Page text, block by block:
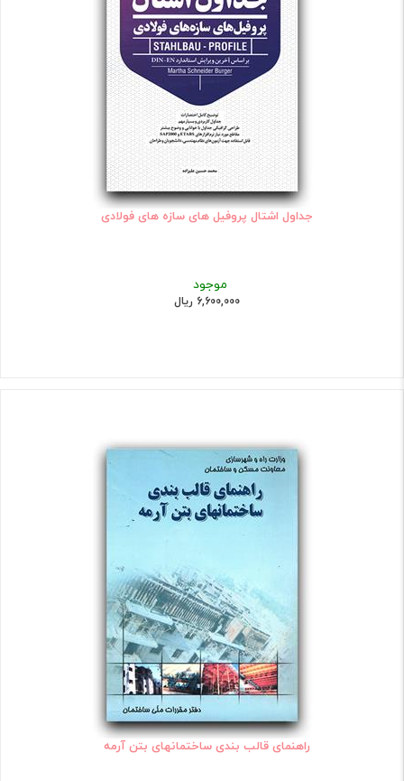
جداول اشتال پروفیل های سازه های فولادی
موجود
6,600,000 ریال
راهنمای قالب بندی ساختمانهای بتن آرمه